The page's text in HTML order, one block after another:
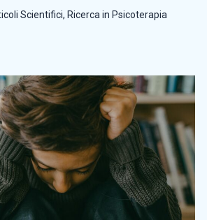
Scientifici, Ricerca in Psicoterapia